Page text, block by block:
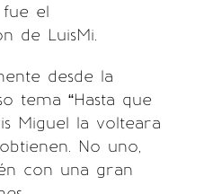
el
de LuisMi.
desde la
tema “Hasta que
Miguel la volteara
No uno,
con una gran